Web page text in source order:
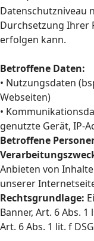
Datenschutzniveau
Durchsetzung Ihrer
erfolgen kann.
Betroffene Daten:
• Nutzungsdaten
Webseiten)
•
genutzte Gerät, IP-
Betroffene
Anbieten von
unserer
Rechtsgrundlage:
Banner, Art. 6 Abs.
Art. 6 Abs. 1 lit. f